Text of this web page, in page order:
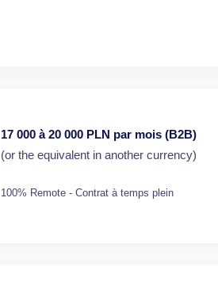
17 000 à 20 000 PLN par mois (B2B)
(or the equivalent in another currency)
100% Remote - Contrat à temps plein